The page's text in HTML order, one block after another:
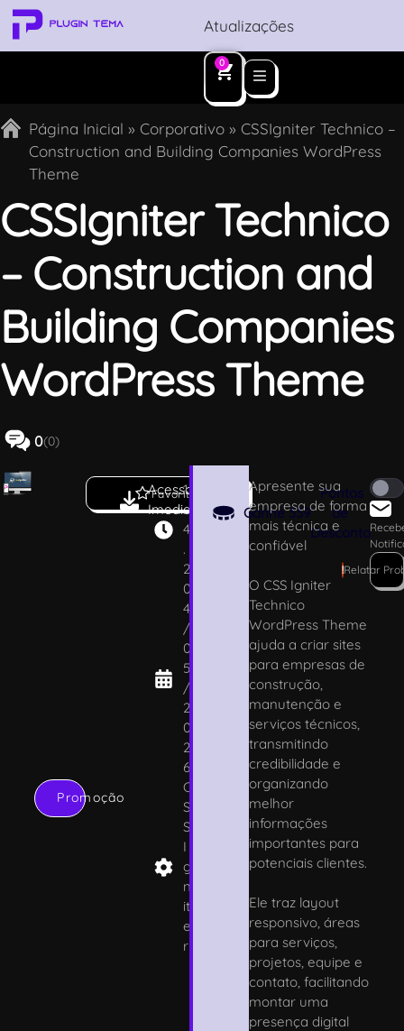
Atualizações
0
Página Inicial » Corporativo » CSSIgniter Technico –
Construction and Building Companies WordPress
Theme
CSSIgniter Technico
– Construction and
Building Companies
WordPress Theme
0(0)
Promoção
Favoritar
Acesso
Imediato
1
.
4
.
2
0
4
/
0
5
/
2
0
2
6
C
S
S
I
g
n
it
e
r
Ganhe339
Pontos
de
Desconto
Apresente sua
empresa de forma
mais técnica e
confiável
O CSS Igniter
Technico
WordPress Theme
ajuda a criar sites
para empresas de
construção,
manutenção e
serviços técnicos,
transmitindo
credibilidade e
organizando
melhor
informações
importantes para
potenciais clientes.
Ele traz layout
responsivo, áreas
para serviços,
projetos, equipe e
contato, facilitando
montar uma
presença digital
!Relatar